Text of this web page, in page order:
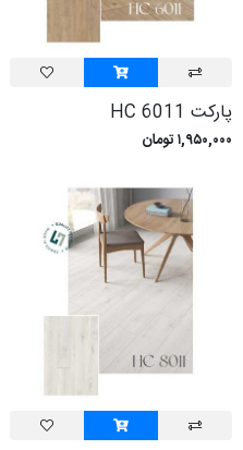
پارکت HC 6011
۱,۹۵۰,۰۰۰ تومان